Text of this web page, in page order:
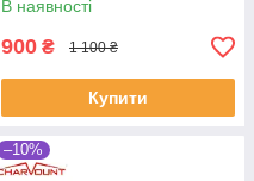
В наявності
900 ₴ 1 100 ₴
Купити
–10%